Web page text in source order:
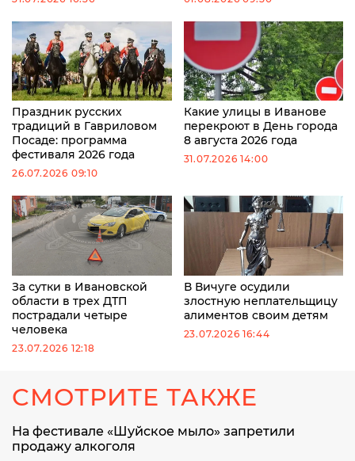
Праздник русских
традиций в Гавриловом
Посаде: программа
фестиваля 2026 года
26.07.2026 09:10
Какие улицы в Иванове
перекроют в День города
8 августа 2026 года
31.07.2026 14:00
За сутки в Ивановской
области в трех ДТП
пострадали четыре
человека
23.07.2026 12:18
В Вичуге осудили
злостную неплательщицу
алиментов своим детям
23.07.2026 16:44
СМОТРИТЕ ТАКЖЕ
На фестивале «Шуйское мыло» запретили
продажу алкоголя